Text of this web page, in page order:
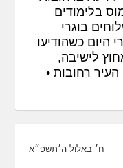
בלימודים
בוגרי
היום כשהודיעו
לישיבה,
העיר רחובות •
ח׳ באלול ה׳תשפ״א